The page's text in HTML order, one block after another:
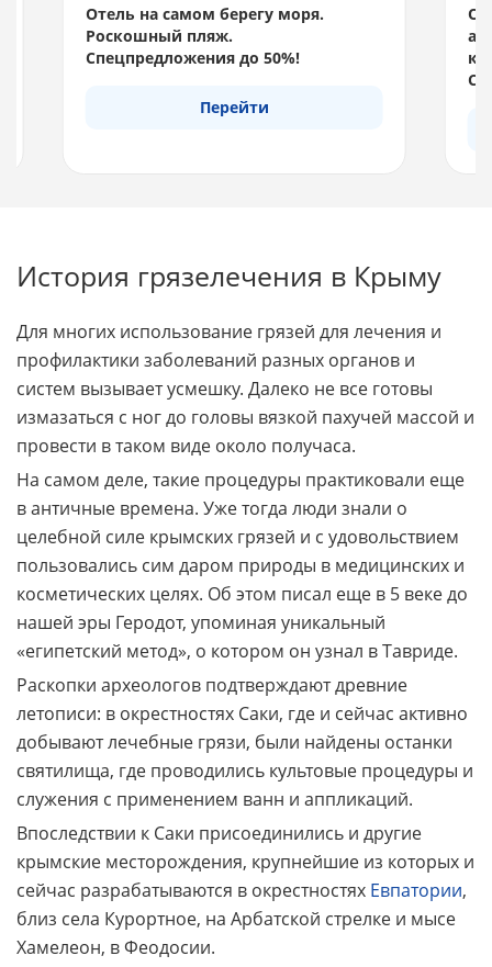
Отель на самом берегу моря.
Роскошный пляж.
Спецпредложения до 50%!
Перейти
км
История грязелечения в Крыму
Для многих использование грязей для лечения и
профилактики заболеваний разных органов и
систем вызывает усмешку. Далеко не все готовы
измазаться с ног до головы вязкой пахучей массой и
провести в таком виде около получаса.
На самом деле, такие процедуры практиковали еще
в античные времена. Уже тогда люди знали о
целебной силе крымских грязей и с удовольствием
пользовались сим даром природы в медицинских и
косметических целях. Об этом писал еще в 5 веке до
нашей эры Геродот, упоминая уникальный
«египетский метод», о котором он узнал в Тавриде.
Раскопки археологов подтверждают древние
летописи: в окрестностях Саки, где и сейчас активно
добывают лечебные грязи, были найдены останки
святилища, где проводились культовые процедуры и
служения с применением ванн и аппликаций.
Впоследствии к Саки присоединились и другие
крымские месторождения, крупнейшие из которых и
сейчас разрабатываются в окрестностях Евпатории,
близ села Курортное, на Арбатской стрелке и мысе
Хамелеон, в Феодосии.